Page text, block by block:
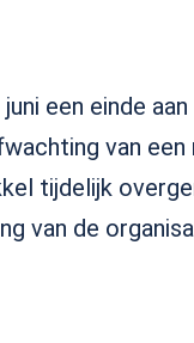
een einde aan
van een
tijdelijk
van de